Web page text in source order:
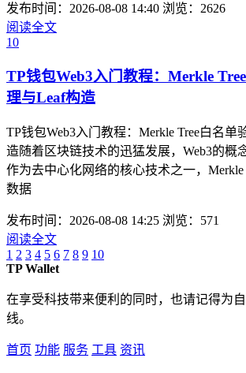
发布时间：2026-08-08 14:40 浏览：2626
阅读全文
10
TP钱包Web3入门教程：Merkle
理与Leaf构造
TP钱包Web3入门教程：Merkle Tree白名单
造随着区块链技术的迅猛发展，Web3的概
作为去中心化网络的核心技术之一，Merkle
数据
发布时间：2026-08-08 14:25 浏览：571
阅读全文
1 2 3 4 5 6 7 8 9 10
TP Wallet
在享受科技带来便利的同时，也请记得为
线。
首页 功能 服务 工具 资讯